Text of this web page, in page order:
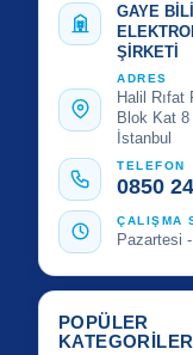
GAYE
ŞİRKETİ
ADRES
Halil
Blok Kat
İstanbul
TELEFON
0850
ÇALIŞMA
Pazartesi
POPÜLER
KATEGORİLER